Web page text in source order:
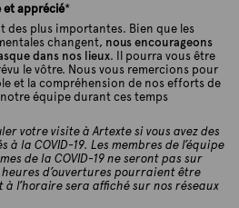
et apprécié*
des plus importantes. Bien que les
changent, nous encourageons
dans nos lieux. Il pourra vous être
le vôtre. Nous vous remercions pour
et la compréhension de nos efforts de
équipe durant ces temps
votre visite à Artexte si vous avez des
la COVID-19. Les membres de l’équipe
de la COVID-19 ne seront pas sur
d’ouvertures pourraient être
à l’horaire sera affiché sur nos réseaux